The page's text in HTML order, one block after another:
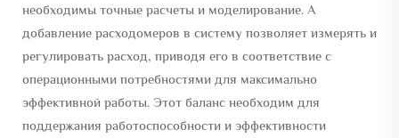
необходимы точные расчеты и моделирование. А
добавление расходомеров в систему позволяет измерять и
регулировать расход, приводя его в соответствие с
операционными потребностями для максимально
эффективной работы. Этот баланс необходим для
поддержания работоспособности и эффективности